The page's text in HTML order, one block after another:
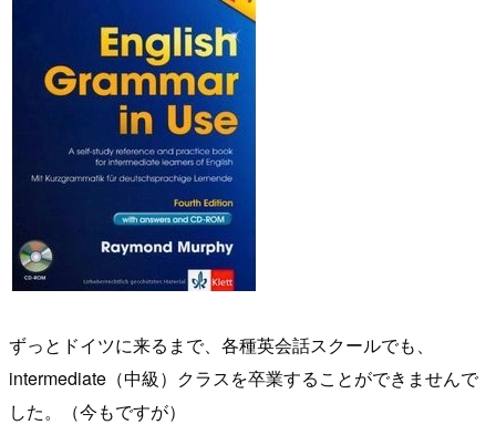
ずっとドイツに来るまで、各種英会話スクールでも、
intermediate（中級）クラスを卒業することができませんで
した。（今もですが）